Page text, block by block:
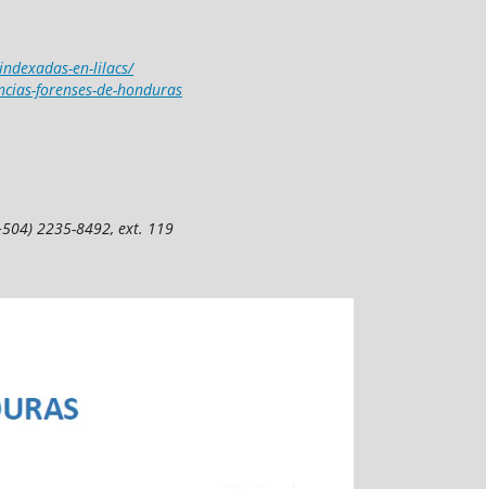
en-lilacs/
forenses-de-honduras
2235-8492, ext. 119